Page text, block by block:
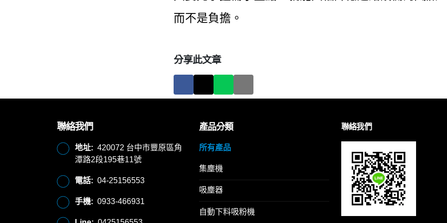
而不是負擔。
分享此文章
聯絡我們
地址: 420072 台中市豐原區角
潭路2段195巷11號
電話: 04-25156553
手機: 0933-466931
產品分類
所有產品
集塵機
吸塵器
自動下料吸粉機
聯絡我們